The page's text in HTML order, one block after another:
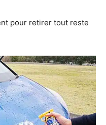
pour retirer tout reste